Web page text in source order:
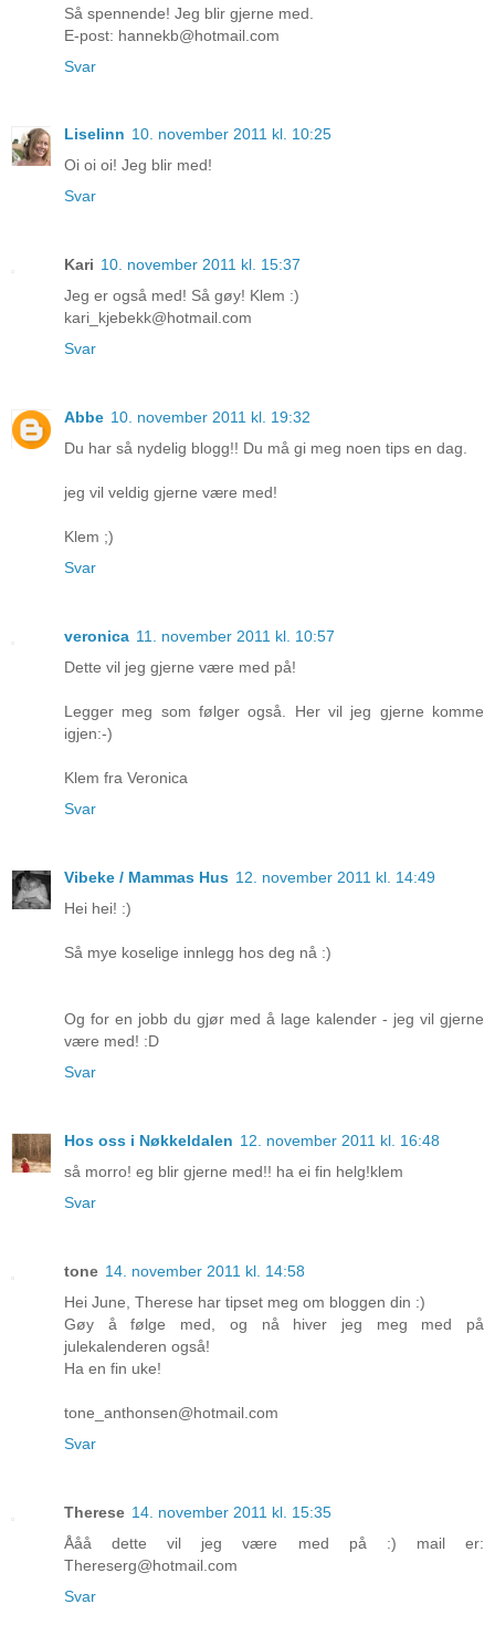
Så spennende! Jeg blir gjerne med.
E-post: hannekb@hotmail.com
Svar
Liselinn 10. november 2011 kl. 10:25
Oi oi oi! Jeg blir med!
Svar
Kari 10. november 2011 kl. 15:37
Jeg er også med! Så gøy! Klem :)
kari_kjebekk@hotmail.com
Svar
Abbe 10. november 2011 kl. 19:32
Du har så nydelig blogg!! Du må gi meg noen tips en dag.
jeg vil veldig gjerne være med!
Klem ;)
Svar
veronica 11. november 2011 kl. 10:57
Dette vil jeg gjerne være med på!
Legger meg som følger også. Her vil jeg gjerne komme
igjen:-)
Klem fra Veronica
Svar
Vibeke / Mammas Hus 12. november 2011 kl. 14:49
Hei hei! :)
Så mye koselige innlegg hos deg nå :)
Og for en jobb du gjør med å lage kalender - jeg vil gjerne
være med! :D
Svar
Hos oss i Nøkkeldalen 12. november 2011 kl. 16:48
så morro! eg blir gjerne med!! ha ei fin helg!klem
Svar
tone 14. november 2011 kl. 14:58
Hei June, Therese har tipset meg om bloggen din :)
Gøy å følge med, og nå hiver jeg meg med på
julekalenderen også!
Ha en fin uke!
tone_anthonsen@hotmail.com
Svar
Therese 14. november 2011 kl. 15:35
Ååå dette vil jeg være med på :) mail er:
Thereserg@hotmail.com
Svar